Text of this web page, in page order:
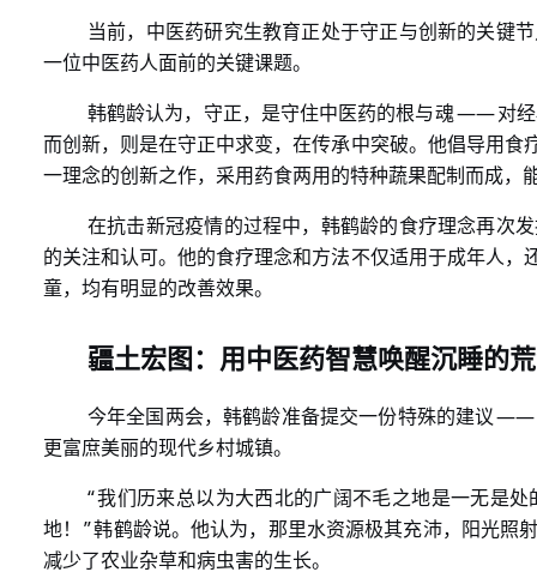
当前，中医药研究生教育正处于守正与创新的关键
一位中医药人面前的关键课题。
韩鹤龄认为，守正，是守住中医药的根与魂——对
而创新，则是在守正中求变，在传承中突破。他倡导用
一理念的创新之作，采用药食两用的特种蔬果配制而成
在抗击新冠疫情的过程中，韩鹤龄的食疗理念再次
的关注和认可。他的食疗理念和方法不仅适用于成年人
童，均有明显的改善效果。
疆土宏图：用中医药智慧唤醒沉睡的
今年全国两会，韩鹤龄准备提交一份特殊的建议——
更富庶美丽的现代乡村城镇。
“我们历来总以为大西北的广阔不毛之地是一无是
地！
”韩鹤龄说。他认为，那里水资源极其充沛，阳光照
减少了农业杂草和病虫害的生长。